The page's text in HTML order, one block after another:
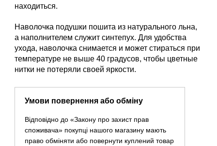
находиться.
Наволочка подушки пошита из натурального льна,
а наполнителем служит синтепух. Для удобства
ухода, наволочка снимается и может стираться при
температуре не выше 40 градусов, чтобы цветные
нитки не потеряли своей яркости.
Умови повернення або обміну
Відповідно до «Закону про захист прав
споживача» покупці нашого магазину мають
право обміняти або повернути куплений товар